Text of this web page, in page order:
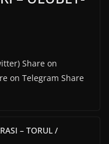
Share on
on Telegram Share
– TORUL /